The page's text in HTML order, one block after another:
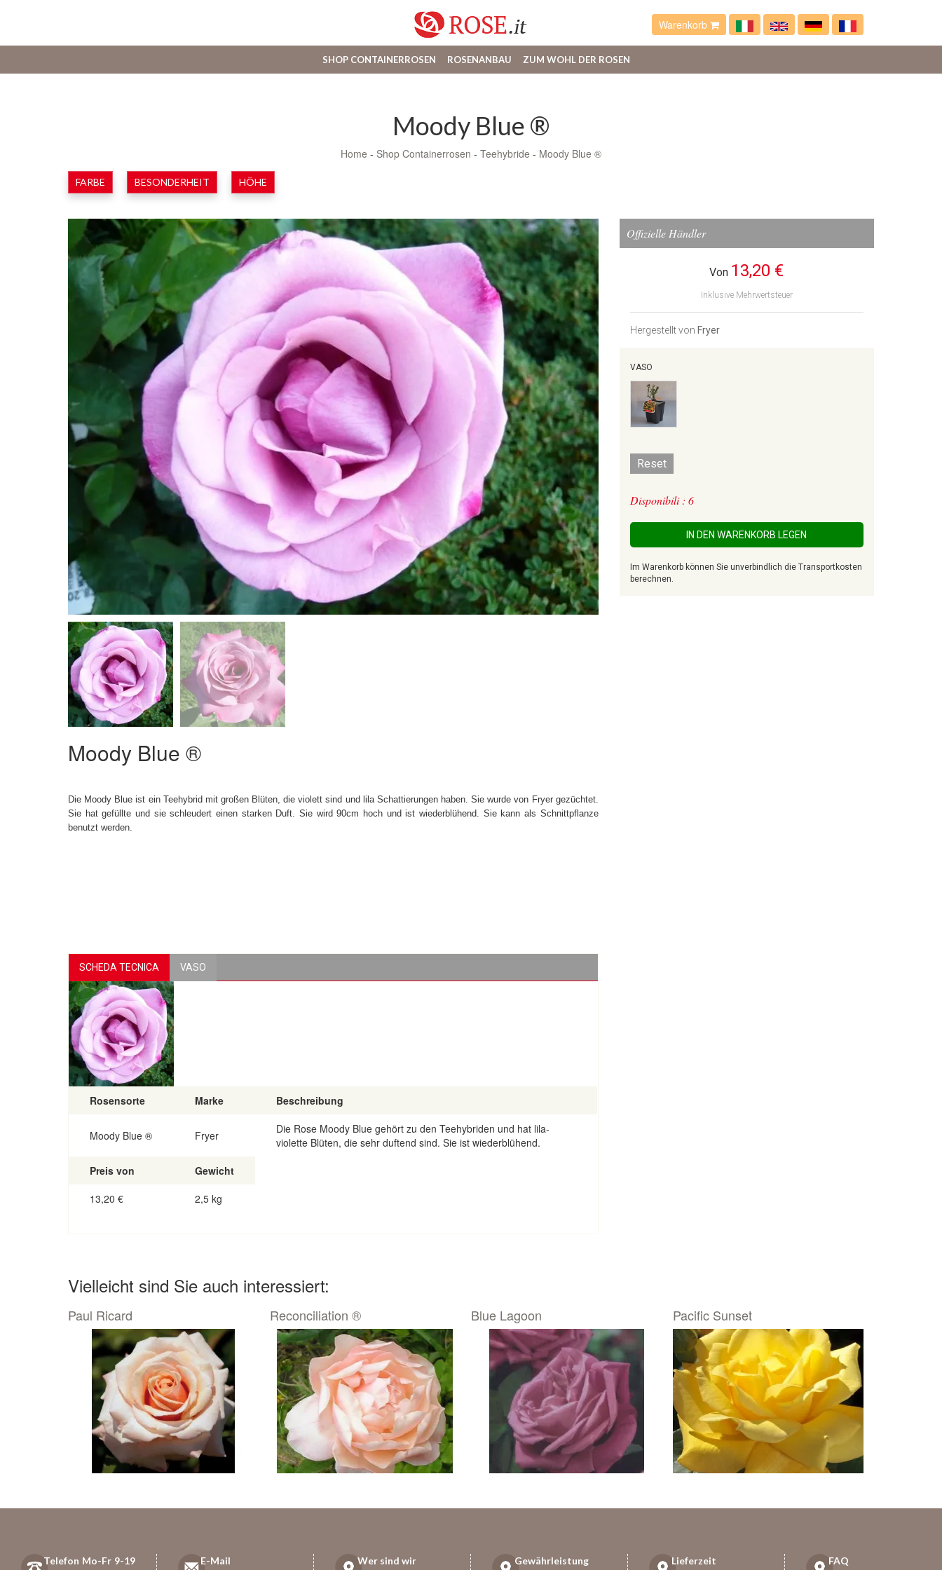
Warenkorb
SHOP CONTAINERROSEN ROSENANBAU ZUM WOHL DER ROSEN
Moody Blue ®
Home - Shop Containerrosen - Teehybride - Moody Blue ®
FARBE BESONDERHEIT HÖHE
Moody Blue ®
Die Moody Blue ist ein Teehybrid mit großen Blüten, die violett sind und lila Schattierungen haben. Sie wurde von Fryer gezüchtet.
Sie hat gefüllte und sie schleudert einen starken Duft. Sie wird 90cm hoch und ist wiederblühend. Sie kann als Schnittpflanze
benutzt werden.
Offizielle Händler
Von 13,20 €
Inklusive Mehrwertsteuer
Hergestellt von Fryer
VASO
Reset
Disponibili : 6
IN DEN WARENKORB LEGEN
Im Warenkorb können Sie unverbindlich die Transportkosten
berechnen.
SCHEDA TECNICA VASO
Rosensorte Marke Beschreibung
Moody Blue ® Fryer
Die Rose Moody Blue gehört zu den Teehybriden und hat lila-
violette Blüten, die sehr duftend sind. Sie ist wiederblühend.
Preis von
Gewicht
13,20 € 2,5 kg
Vielleicht sind Sie auch interessiert:
Paul Ricard Reconciliation ® Blue Lagoon Pacific Sunset
Telefon Mo-Fr 9-19
E-Mail
Wer sind wir Gewährleistung Lieferzeit
FAQ